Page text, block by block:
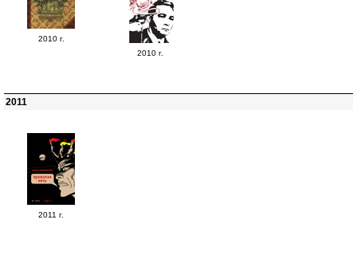
2010 г.
2010 г.
2011
2011 г.